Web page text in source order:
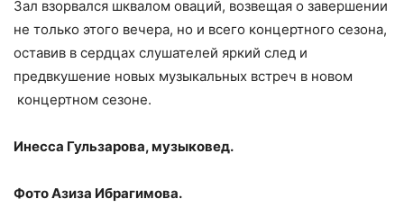
Зал взорвался шквалом оваций, возвещая о завершении
не только этого вечера, но и всего концертного сезона,
оставив в сердцах слушателей яркий след и
предвкушение новых музыкальных встреч в новом
концертном сезоне.
Инесса Гульзарова, музыковед.
Фото Азиза Ибрагимова.